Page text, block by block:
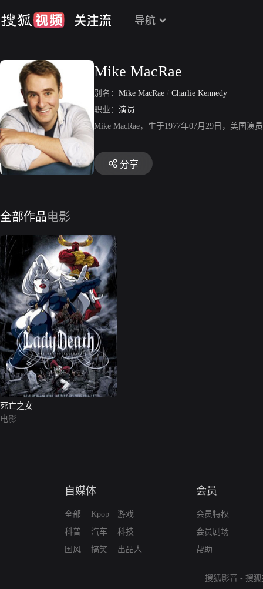
导航
Mike MacRae
别名： Mike MacRae / Charlie Kennedy
职业： 演员
Mike MacRae，生于1977年07月29日，美国演
分享
全部作品电影
死亡之女
电影
自媒体
全部
科普
国风
Kpop
汽车
搞笑
游戏
科技
出品人
会员
会员特权
会员剧场
帮助
搜狐影音 - 搜